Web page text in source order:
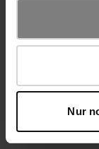
Nur